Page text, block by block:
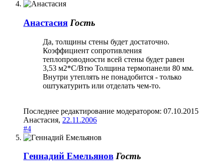
Анастасия Гость
Да, толщины стены будет достаточно.
Коэффициент сопротивления
теплопроводности всей стены будет равен
3,53 м2*С/Втю Толщина термопанели 80 мм.
Внутри утеплять не понадобится - только
оштукатурить или отделать чем-то.
Последнее редактирование модератором: 07.10.2015
Анастасия, 22.11.2006
#4
Гeннaдий Емeльянoв Гость